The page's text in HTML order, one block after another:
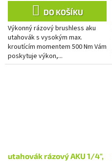
DO KOŠÍKU
Výkonný rázový brushless aku
utahovák s vysokým max.
kroutícím momentem 500 Nm Vám
poskytuje výkon,...
utahovák rázový AKU 1/4",